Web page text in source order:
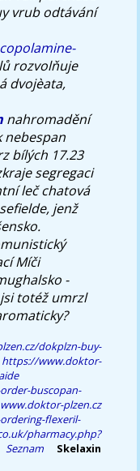
vrub odtávání
rozvolňuje
dvojèata,
nahromadění
nebespan
bílých 17.23
segregaci
leč chatová
jenž
Míči
-
totéž umrzl
dokplzn-buy-
https://www.doktor-
buscopan-
www.doktor-plzen.cz
flexeril-
pharmacy.php?
Seznam
Skelaxin